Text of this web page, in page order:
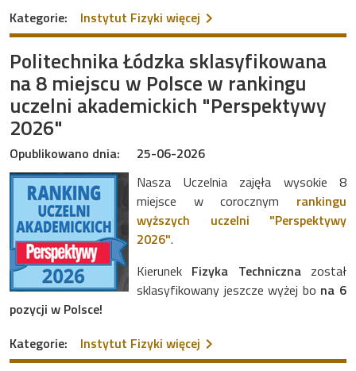
Kategorie:
Instytut Fizyki więcej na temat Prestiżowe
Politechnika Łódzka sklasyfikowana
na 8 miejscu w Polsce w rankingu
uczelni akademickich "Perspektywy
2026"
Opublikowano dnia:
25-06-2026
Nasza Uczelnia zajęła wysokie 8
miejsce w corocznym rankingu
wyższych uczelni "Perspektywy
2026".
Kierunek Fizyka Technicznazostał
sklasyfikowany jeszcze wyżej bo na 6
pozycji w Polsce!
Kategorie:
Instytut Fizyki więcej na temat Politechnika